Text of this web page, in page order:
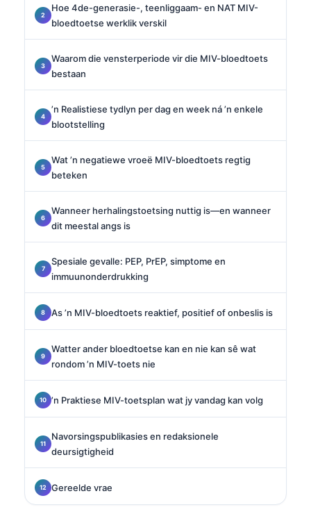
Hoe 4de-generasie-, teenliggaam- en NAT MIV-
bloedtoetse werklik verskil
Waarom die vensterperiode vir die MIV-bloedtoets
bestaan
’n Realistiese tydlyn per dag en week ná ’n enkele
blootstelling
Wat ’n negatiewe vroeë MIV-bloedtoets regtig
beteken
Wanneer herhalingstoetsing nuttig is—en wanneer
dit meestal angs is
Spesiale gevalle: PEP, PrEP, simptome en
immuunonderdrukking
As ’n MIV-bloedtoets reaktief, positief of onbeslis is
Watter ander bloedtoetse kan en nie kan sê wat
rondom ’n MIV-toets nie
’n Praktiese MIV-toetsplan wat jy vandag kan volg
Navorsingspublikasies en redaksionele
deursigtigheid
Gereelde vrae